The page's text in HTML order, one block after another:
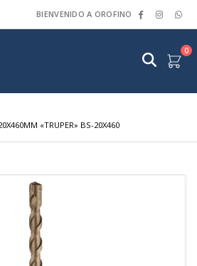
BIENVENIDO A OROFINO
0
«TRUPER» BS-20X460